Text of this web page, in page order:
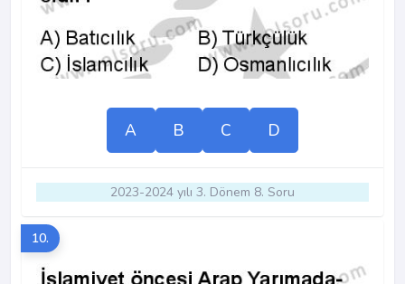
A B C D
2023-2024 yılı 3. Dönem 8. Soru
10.